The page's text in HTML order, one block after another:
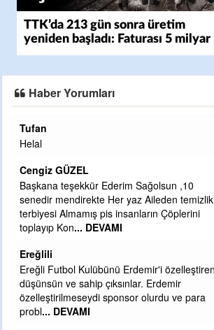
TTK’da 213 gün sonra üretim
yeniden başladı: Faturası 5 milyar
liraya dayandı
Haber Yorumları
Halil Aydın
Çırak ustasından öğrenir kısmet bağlamayı...
CEVDET YILMAZ
GULDERE DERE ÇALIŞMALARI, SEKIZ YIL
ÖNCE ALKAYA TARAFINDAN BAŞLATILDI,
ETRASFINDA YERLEŞİM YERI OLMAYAN
DEVAMI
Şaban yavuz
Mekanı cennet olsun kederli ailesine Rabbim
Sabri Celil ihsan eylesin